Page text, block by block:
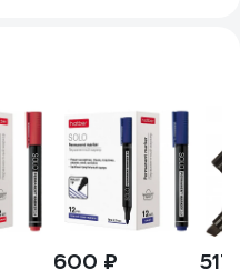
600 ₽ 517